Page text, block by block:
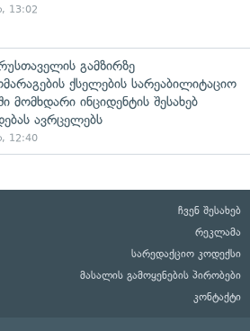
13:02
გამზირზე
ქსელების სარეაბილიტაციო
მომხდარი ინციდენტის შესახებ
ავრცელებს
12:40
ჩვენ შესახებ
რეკლამა
სარედაქციო კოდექსი
მასალის გამოყენების პირობები
კონტაქტი